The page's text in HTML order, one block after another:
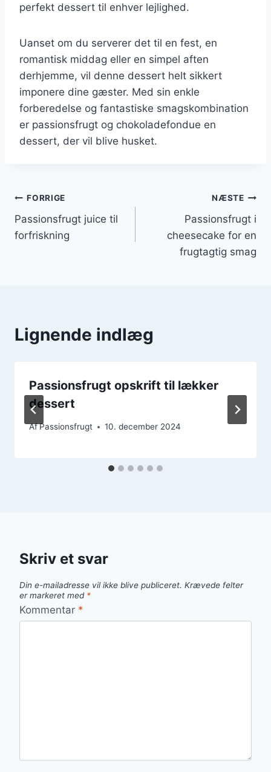
perfekt dessert til enhver lejlighed.
Uanset om du serverer det til en fest, en
romantisk middag eller en simpel aften
derhjemme, vil denne dessert helt sikkert
imponere dine gæster. Med sin enkle
forberedelse og fantastiske smagskombination
er passionsfrugt og chokoladefondue en
dessert, der vil blive husket.
Indlægsnavigation
FORRIGE
Passionsfrugt juice til
forfriskning
NÆSTE
Passionsfrugt i
cheesecake for en
frugtagtig smag
Lignende indlæg
Passionsfrugt opskrift til lækker
dessert
AfPassionsfrugt 10. december 2024
Skriv et svar
Din e-mailadresse vil ikke blive publiceret. Krævede felter
er markeret med *
Kommentar *